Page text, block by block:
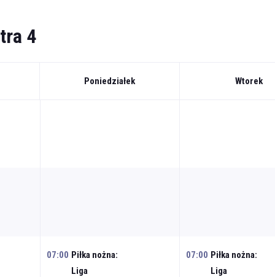
4
Poniedziałek Wtorek
07:00 Piłka nożna:
Liga
07:00 Piłka nożna:
Liga